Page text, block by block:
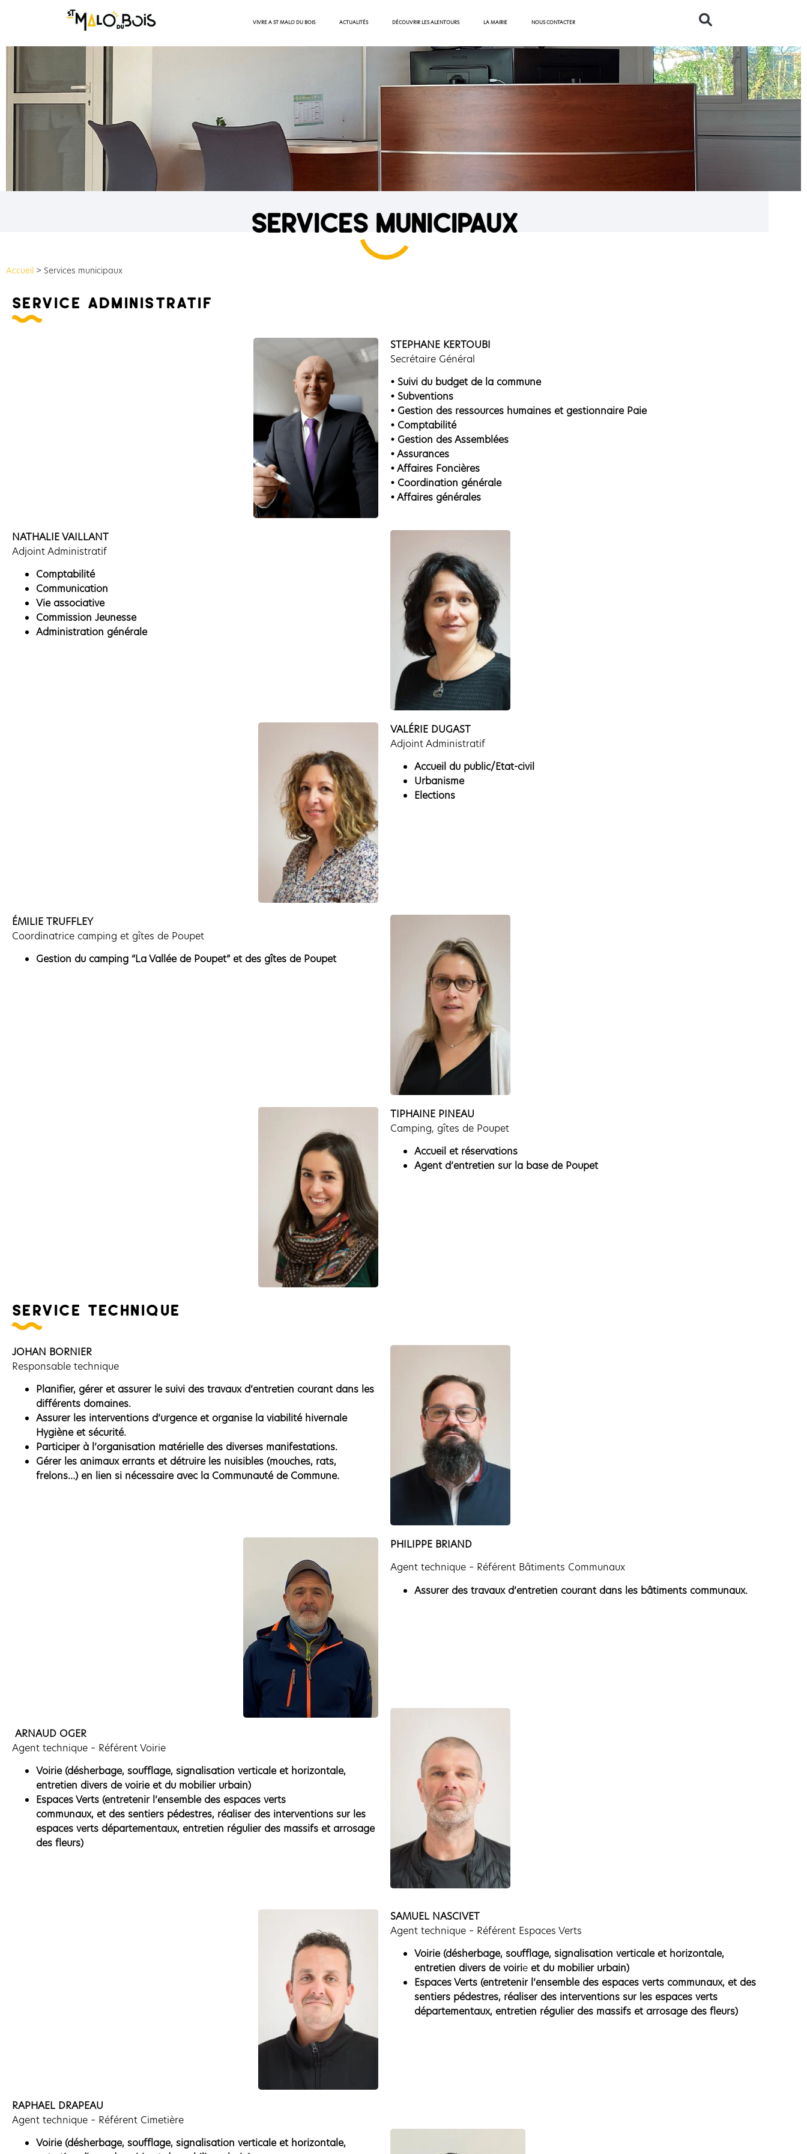
VIVRE A ST MALO DU BOIS ACTUALITÉS DÉCOUVRIR LES ALENTOURS LA MAIRIE NOUS CONTACTER
services municipaux
Accueil > Services municipaux
service administratif
STEPHANE KERTOUBI
Secrétaire Général
• Suivi du budget de la commune
• Subventions
• Gestion des ressources humaines et gestionnaire Paie
• Comptabilité
• Gestion des Assemblées
• Assurances
• Affaires Foncières
• Coordination générale
• Affaires générales
NATHALIE VAILLANT
Adjoint Administratif
Comptabilité
Communication
Vie associative
Commission Jeunesse
Administration générale
VALÉRIE DUGAST
Adjoint Administratif
Accueil du public/Etat-civil
Urbanisme
Elections
ÉMILIE TRUFFLEY
Coordinatrice camping et gîtes de Poupet
Gestion du camping “La Vallée de Poupet” et des gîtes de Poupet
TIPHAINE PINEAU
Camping, gîtes de Poupet
Accueil et réservations
Agent d’entretien sur la base de Poupet
service technique
JOHAN BORNIER
Responsable technique
Planifier, gérer et assurer le suivi des travaux d’entretien courant dans les
différents domaines.
Assurer les interventions d’urgence et organise la viabilité hivernale
Hygiène et sécurité.
Participer à l’organisation matérielle des diverses manifestations.
Gérer les animaux errants et détruire les nuisibles (mouches, rats,
frelons…) en lien si nécessaire avec la Communauté de Commune.
ARNAUD OGER
Agent technique – Référent Voirie
Voirie (désherbage, soufflage, signalisation verticale et horizontale,
entretien divers de voirie et du mobilier urbain)
Espaces Verts (entretenir l’ensemble des espaces verts
communaux, et des sentiers pédestres, réaliser des interventions sur les
espaces verts départementaux, entretien régulier des massifs et arrosage
des fleurs)
PHILIPPE BRIAND
Agent technique – Référent Bâtiments Communaux
Assurer des travaux d’entretien courant dans les bâtiments communaux.
RAPHAEL DRAPEAU
Agent technique – Référent Cimetière
Voirie (désherbage, soufflage, signalisation verticale et horizontale,
SAMUEL NASCIVET
Agent technique – Référent Espaces Verts
Voirie (désherbage, soufflage, signalisation verticale et horizontale,
entretien divers de voirie et du mobilier urbain)
Espaces Verts (entretenir l’ensemble des espaces verts communaux, et des
sentiers pédestres, réaliser des interventions sur les espaces verts
départementaux, entretien régulier des massifs et arrosage des fleurs)